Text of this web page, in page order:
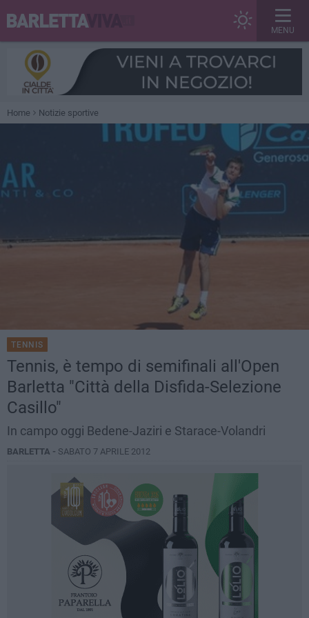
MENU
Home Notizie sportive
TENNIS
Tennis, è tempo di semifinali all'Open
Barletta "Città della Disfida-Selezione
Casillo"
In campo oggi Bedene-Jaziri e Starace-Volandri
BARLETTA - SABATO 7 APRILE 2012